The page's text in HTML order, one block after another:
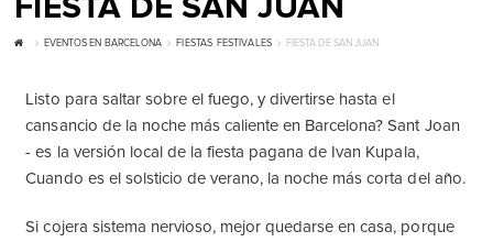
EVENTOS EN BARCELONA FIESTAS, FESTIVALES FIESTA DE SAN JUAN
Listo para saltar sobre el fuego, y divertirse hasta el
cansancio de la noche más caliente en Barcelona? Sant Joan
- es la versión local de la fiesta pagana de Ivan Kupala,
Cuando es el solsticio de verano, la noche más corta del año.
Si cojera sistema nervioso, mejor quedarse en casa, porque